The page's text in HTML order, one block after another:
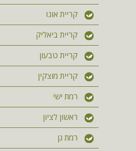
קריית אונו
קריית ביאליק
קריית טבעון
קריית מוצקין
רמת ישי
ראשון לציון
רמת גן